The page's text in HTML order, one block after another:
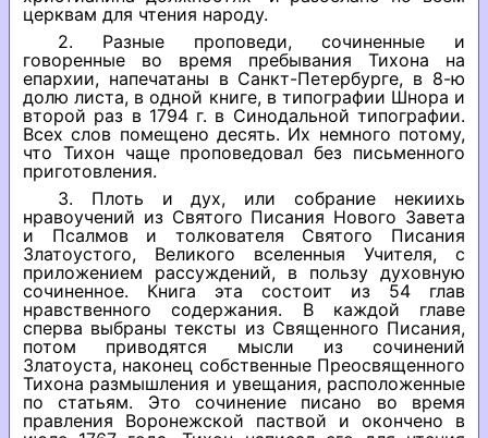
церквам для чтения народу.
2. Разные проповеди, сочиненные и
говоренные во время пребывания Тихона на
епархии, напечатаны в Санкт-Петербурге, в 8-ю
долю листа, в одной книге, в типографии Шнора и
второй раз в 1794 г. в Синодальной типографии.
Всех слов помещено десять. Их немного потому,
что Тихон чаще проповедовал без письменного
приготовления.
3. Плоть и дух, или собрание некиихь
нравоучений из Святого Писания Нового Завета
и Псалмов и толкователя Святого Писания
Златоустого, Великого вселенныя Учителя, с
приложением рассуждений, в пользу духовную
сочиненное. Книга эта состоит из 54 глав
нравственного содержания. В каждой главе
сперва выбраны тексты из Священного Писания,
потом приводятся мысли из сочинений
Златоуста, наконец собственные Преосвященного
Тихона размышления и увещания, расположенные
по статьям. Это сочинение писано во время
правления Воронежской паствой и окончено в